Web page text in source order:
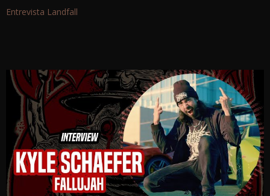
Entrevista Landfall